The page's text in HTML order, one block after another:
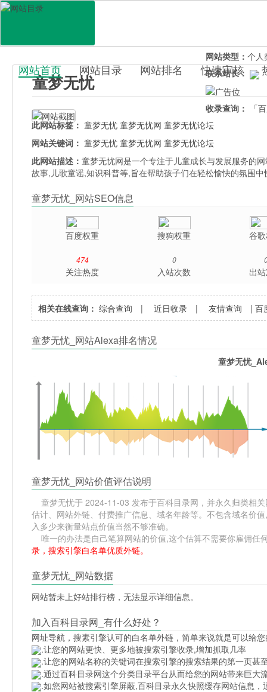
百科目录
网站首页 网站目录 网站排名 快速审核
童梦无忧
网站类型： 个人
联系站长：
收录查询：
「
此网站标签： 童梦无忧 童梦无忧网 童梦无忧论坛
网站关键词： 童梦无忧 童梦无忧网 童梦无忧论坛
此网站描述：童梦无忧网是一个专注于儿童成长与发展服务的
故事,儿歌童谣,知识科普等,旨在帮助孩子们在轻松愉快的氛围
童梦无忧_网站SEO信息
百度权重 搜狗权重 谷
474
关注热度
0
入站次数 出
相关在线查询： 综合查询 |近日收录 |友情查询 |百
童梦无忧_网站Alexa排名情况
童梦无忧
童梦无忧_网站价值评估说明
童梦无忧于 2024-11-03 发布于百科目录网，并永久归类相
估计、网站外链、付费推广信息、域名年龄等。不包含域名价
入多少来衡量站点价值当然不够准确。
唯一的办法是自己笔算网站的价值,这个估算不需要你雇佣任
录，搜索引擎白名单优质外链。
童梦无忧_网站数据
网站暂未上好站排行榜，无法显示详细信息。
加入百科目录网_有什么好处？
网址导航 ，搜素引擎认可的白名单外链，简单来说就是可以给
.让您的网站更快、更多地被搜索引擎收录,增加抓取几率
.让您的网站名称的关键词在搜索引擎的搜索结果的第一页甚
.通过百科目录网这个分类目录平台从而给您的网站带来巨大
.如您网站被搜索引擎屏蔽,百科目录永久快照缓存网站信息